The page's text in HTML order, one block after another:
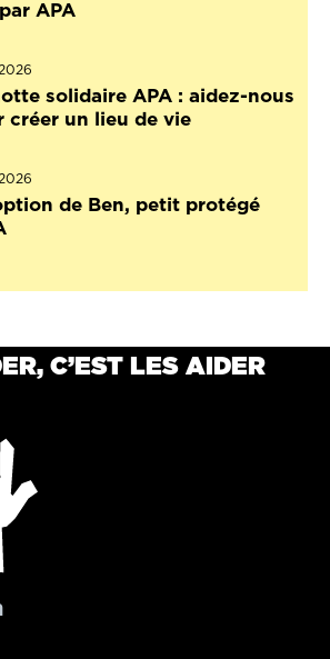
APA
solidaire APA : aidez-nous
créer un lieu de vie
de Ben, petit protégé
C’EST LES AIDER